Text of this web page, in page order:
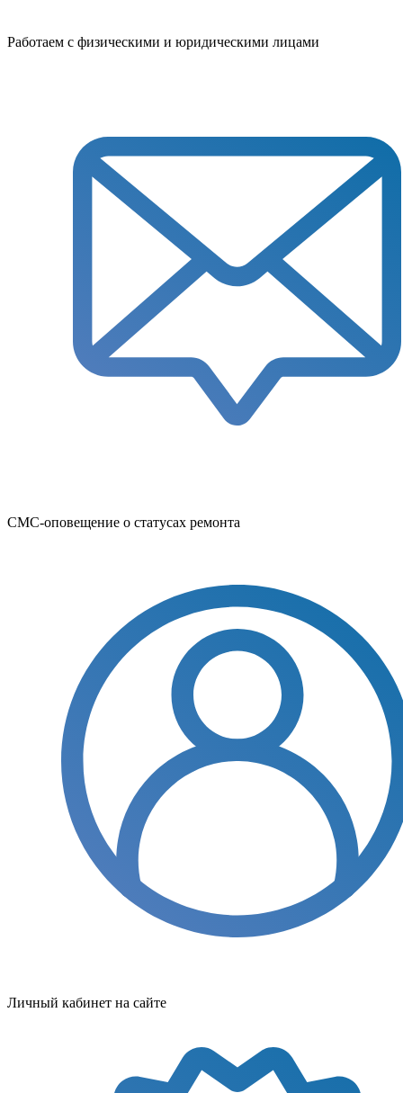
Работаем с физическими и юридическими лицами
СМС-оповещение о статусах ремонта
Личный кабинет на сайте